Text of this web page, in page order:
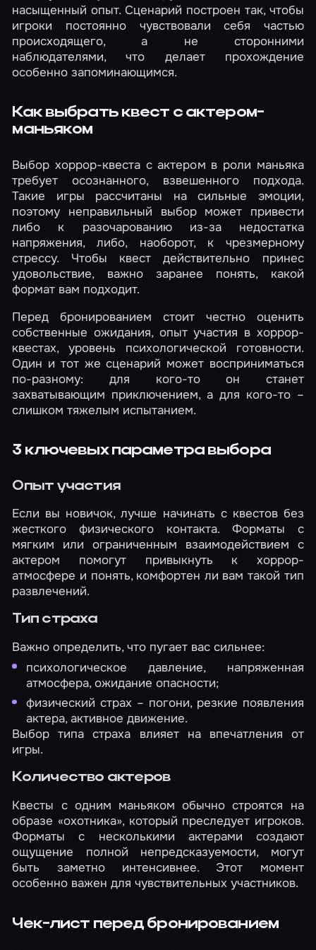
насыщенный опыт. Сценарий построен так, чтобы
игроки постоянно чувствовали себя частью
происходящего, а не сторонними
наблюдателями, что делает прохождение
особенно запоминающимся.
Как выбрать квест с актером-
маньяком
Выбор хоррор-квеста с актером в роли маньяка
требует осознанного, взвешенного подхода.
Такие игры рассчитаны на сильные эмоции,
поэтому неправильный выбор может привести
либо к разочарованию из-за недостатка
напряжения, либо, наоборот, к чрезмерному
стрессу. Чтобы квест действительно принес
удовольствие, важно заранее понять, какой
формат вам подходит.
Перед бронированием стоит честно оценить
собственные ожидания, опыт участия в хоррор-
квестах, уровень психологической готовности.
Один и тот же сценарий может восприниматься
по-разному: для кого-то он станет
захватывающим приключением, а для кого-то –
слишком тяжелым испытанием.
3 ключевых параметра выбора
Опыт участия
Если вы новичок, лучше начинать с квестов без
жесткого физического контакта. Форматы с
мягким или ограниченным взаимодействием с
актером помогут привыкнуть к хоррор-
атмосфере и понять, комфортен ли вам такой тип
развлечений.
Тип страха
Важно определить, что пугает вас сильнее:
психологическое давление, напряженная
атмосфера, ожидание опасности;
физический страх – погони, резкие появления
актера, активное движение.
Выбор типа страха влияет на впечатления от
игры.
Количество актеров
Квесты с одним маньяком обычно строятся на
образе «охотника», который преследует игроков.
Форматы с несколькими актерами создают
ощущение полной непредсказуемости, могут
быть заметно интенсивнее. Этот момент
особенно важен для чувствительных участников.
Чек-лист перед бронированием